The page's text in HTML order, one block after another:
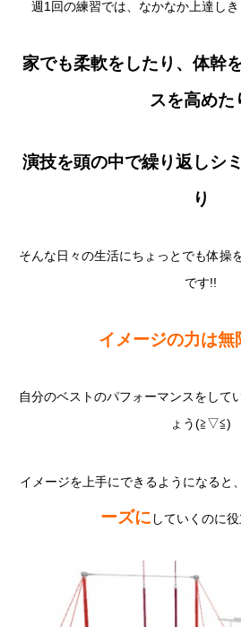
週1回の練習では、なかなか上達し
家でも柔軟をしたり、体幹
スを高めた
演技を頭の中で繰り返しシ
り
そんな日々の生活にちょっとでも体操
です!!
イメージの力は無
自分のベストのパフォーマンスをして
ょう(≧▽≦)
イメージを上手にできるようになると、
ーズに していくのに役